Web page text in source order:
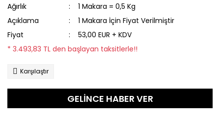
Ağırlık
1 Makara = 0,5 Kg
Açıklama
1 Makara İçin Fiyat Verilmiştir
Fiyat
53,00 EUR + KDV
* 3.493,83 TL den başlayan taksitlerle!!
Karşılaştır
GELİNCE HABER VER